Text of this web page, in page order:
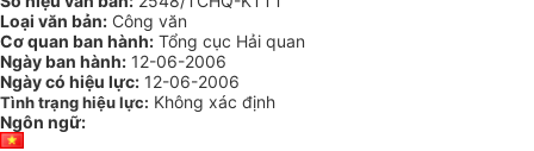
Loại văn bản: Công văn
Cơ quan ban hành: Tổng cục Hải quan
Ngày ban hành: 12-06-2006
Ngày có hiệu lực: 12-06-2006
Tình trạng hiệu lực: Không xác định
Ngôn ngữ: